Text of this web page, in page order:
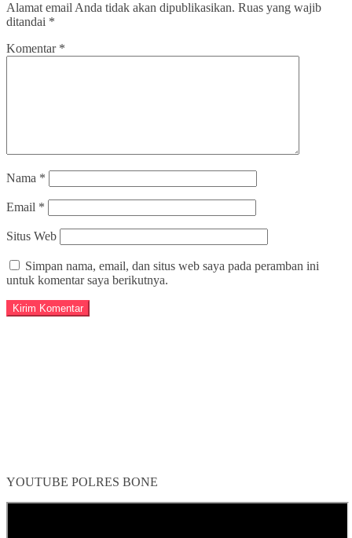
Alamat email Anda tidak akan dipublikasikan. Ruas yang wajib
ditandai *
Komentar *
Nama *
Email *
Situs Web
Simpan nama, email, dan situs web saya pada peramban ini
untuk komentar saya berikutnya.
YOUTUBE POLRES BONE